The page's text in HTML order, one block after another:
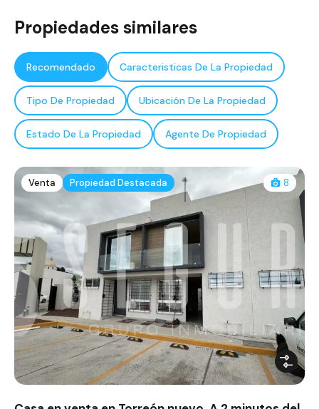
Propiedades similares
Recomendado Caracteristicas De La Propiedad
Tipo De Propiedad Ubicación De La Propiedad
Estado De La Propiedad Agente De Propiedad
Venta Propiedad Destacada 8